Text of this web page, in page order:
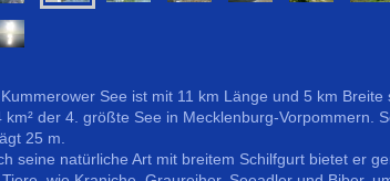
See ist mit 11 km Länge und 5 km Breite
km² der 4. größte See in Mecklenburg-Vorpommern.
25 m.
seine natürliche Art mit breitem Schilfgurt bietet er